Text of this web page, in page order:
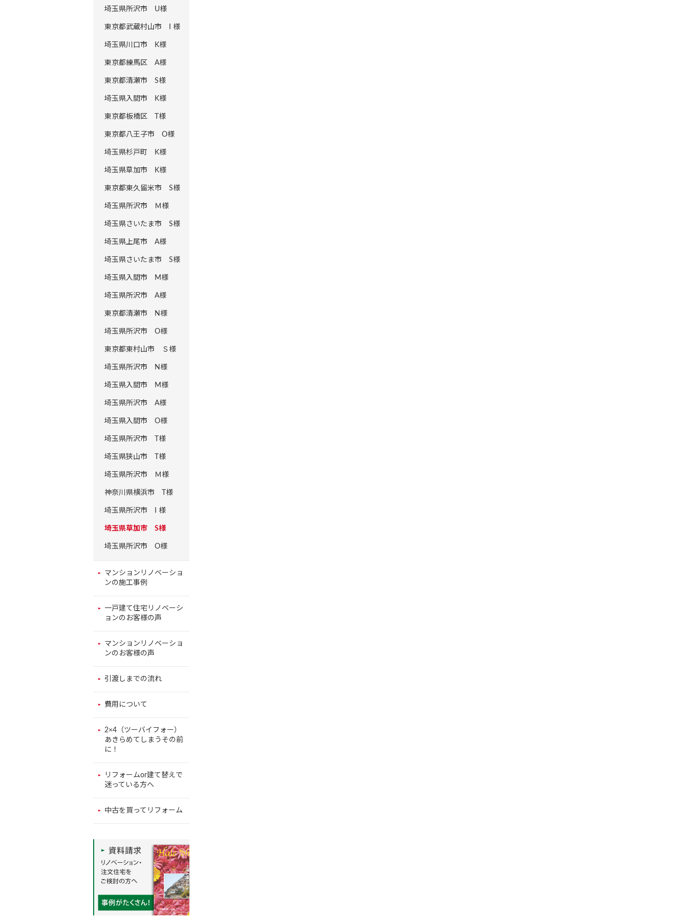
埼玉県所沢市 U様
東京都武蔵村山市 I 様
埼玉県川口市 K様
東京都練馬区 A様
東京都清瀬市 S様
埼玉県入間市 K様
東京都板橋区 T様
東京都八王子市 O様
埼玉県杉戸町 K様
埼玉県草加市 K様
東京都東久留米市 S様
埼玉県所沢市 Ｍ様
埼玉県さいたま市 S様
埼玉県上尾市 A様
埼玉県さいたま市 S様
埼玉県入間市 M様
埼玉県所沢市 A様
東京都清瀬市 N様
埼玉県所沢市 O様
東京都東村山市 Ｓ様
埼玉県所沢市 N様
埼玉県入間市 M様
埼玉県所沢市 A様
埼玉県入間市 O様
埼玉県所沢市 T様
埼玉県狭山市 T様
埼玉県所沢市 Ｍ様
神奈川県横浜市 T様
埼玉県所沢市 I 様
埼玉県草加市 S様
埼玉県所沢市 O様
マンションリノベーショ
ンの施工事例
一戸建て住宅リノベーシ
ョンのお客様の声
マンションリノベーショ
ンのお客様の声
引渡しまでの流れ
費用について
2×4（ツーバイフォー）
あきらめてしまうその前
に！
リフォームor建て替えで
迷っている方へ
中古を買ってリフォーム